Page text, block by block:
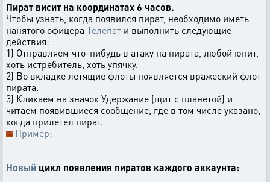
Пират висит на координатах 6 часов.
Чтобы узнать, когда появился пират, необходимо иметь
нанятого офицера Телепат и выполнить следующие
действия:
1) Отправляем что-нибудь в атаку на пирата, любой юнит,
хоть истребитель, хоть упячку.
2) Во вкладке летящие флоты появляется вражеский флот
пирата.
3) Кликаем на значок Удержание (щит с планетой) и
читаем появившиеся сообщение, где в том числе указано,
когда прилетел пират.
Пример:
Новый цикл появления пиратов каждого аккаунта: